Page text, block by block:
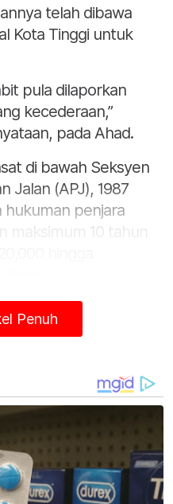
telah dibawa
Kota Tinggi untuk
pula dilaporkan
kecederaan,”
pada Ahad.
di bawah Seksyen
Jalan (APJ), 1987
penjara
maksimum 10 tahun
kelayakan
sekurang-
orang
dan mematuhi
keselamatan
Penuh